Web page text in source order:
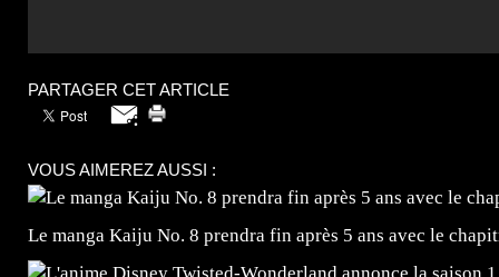
PARTAGER CET ARTICLE
VOUS AIMEREZ AUSSI :
Le manga Kaiju No. 8 prendra fin après 5 ans avec le